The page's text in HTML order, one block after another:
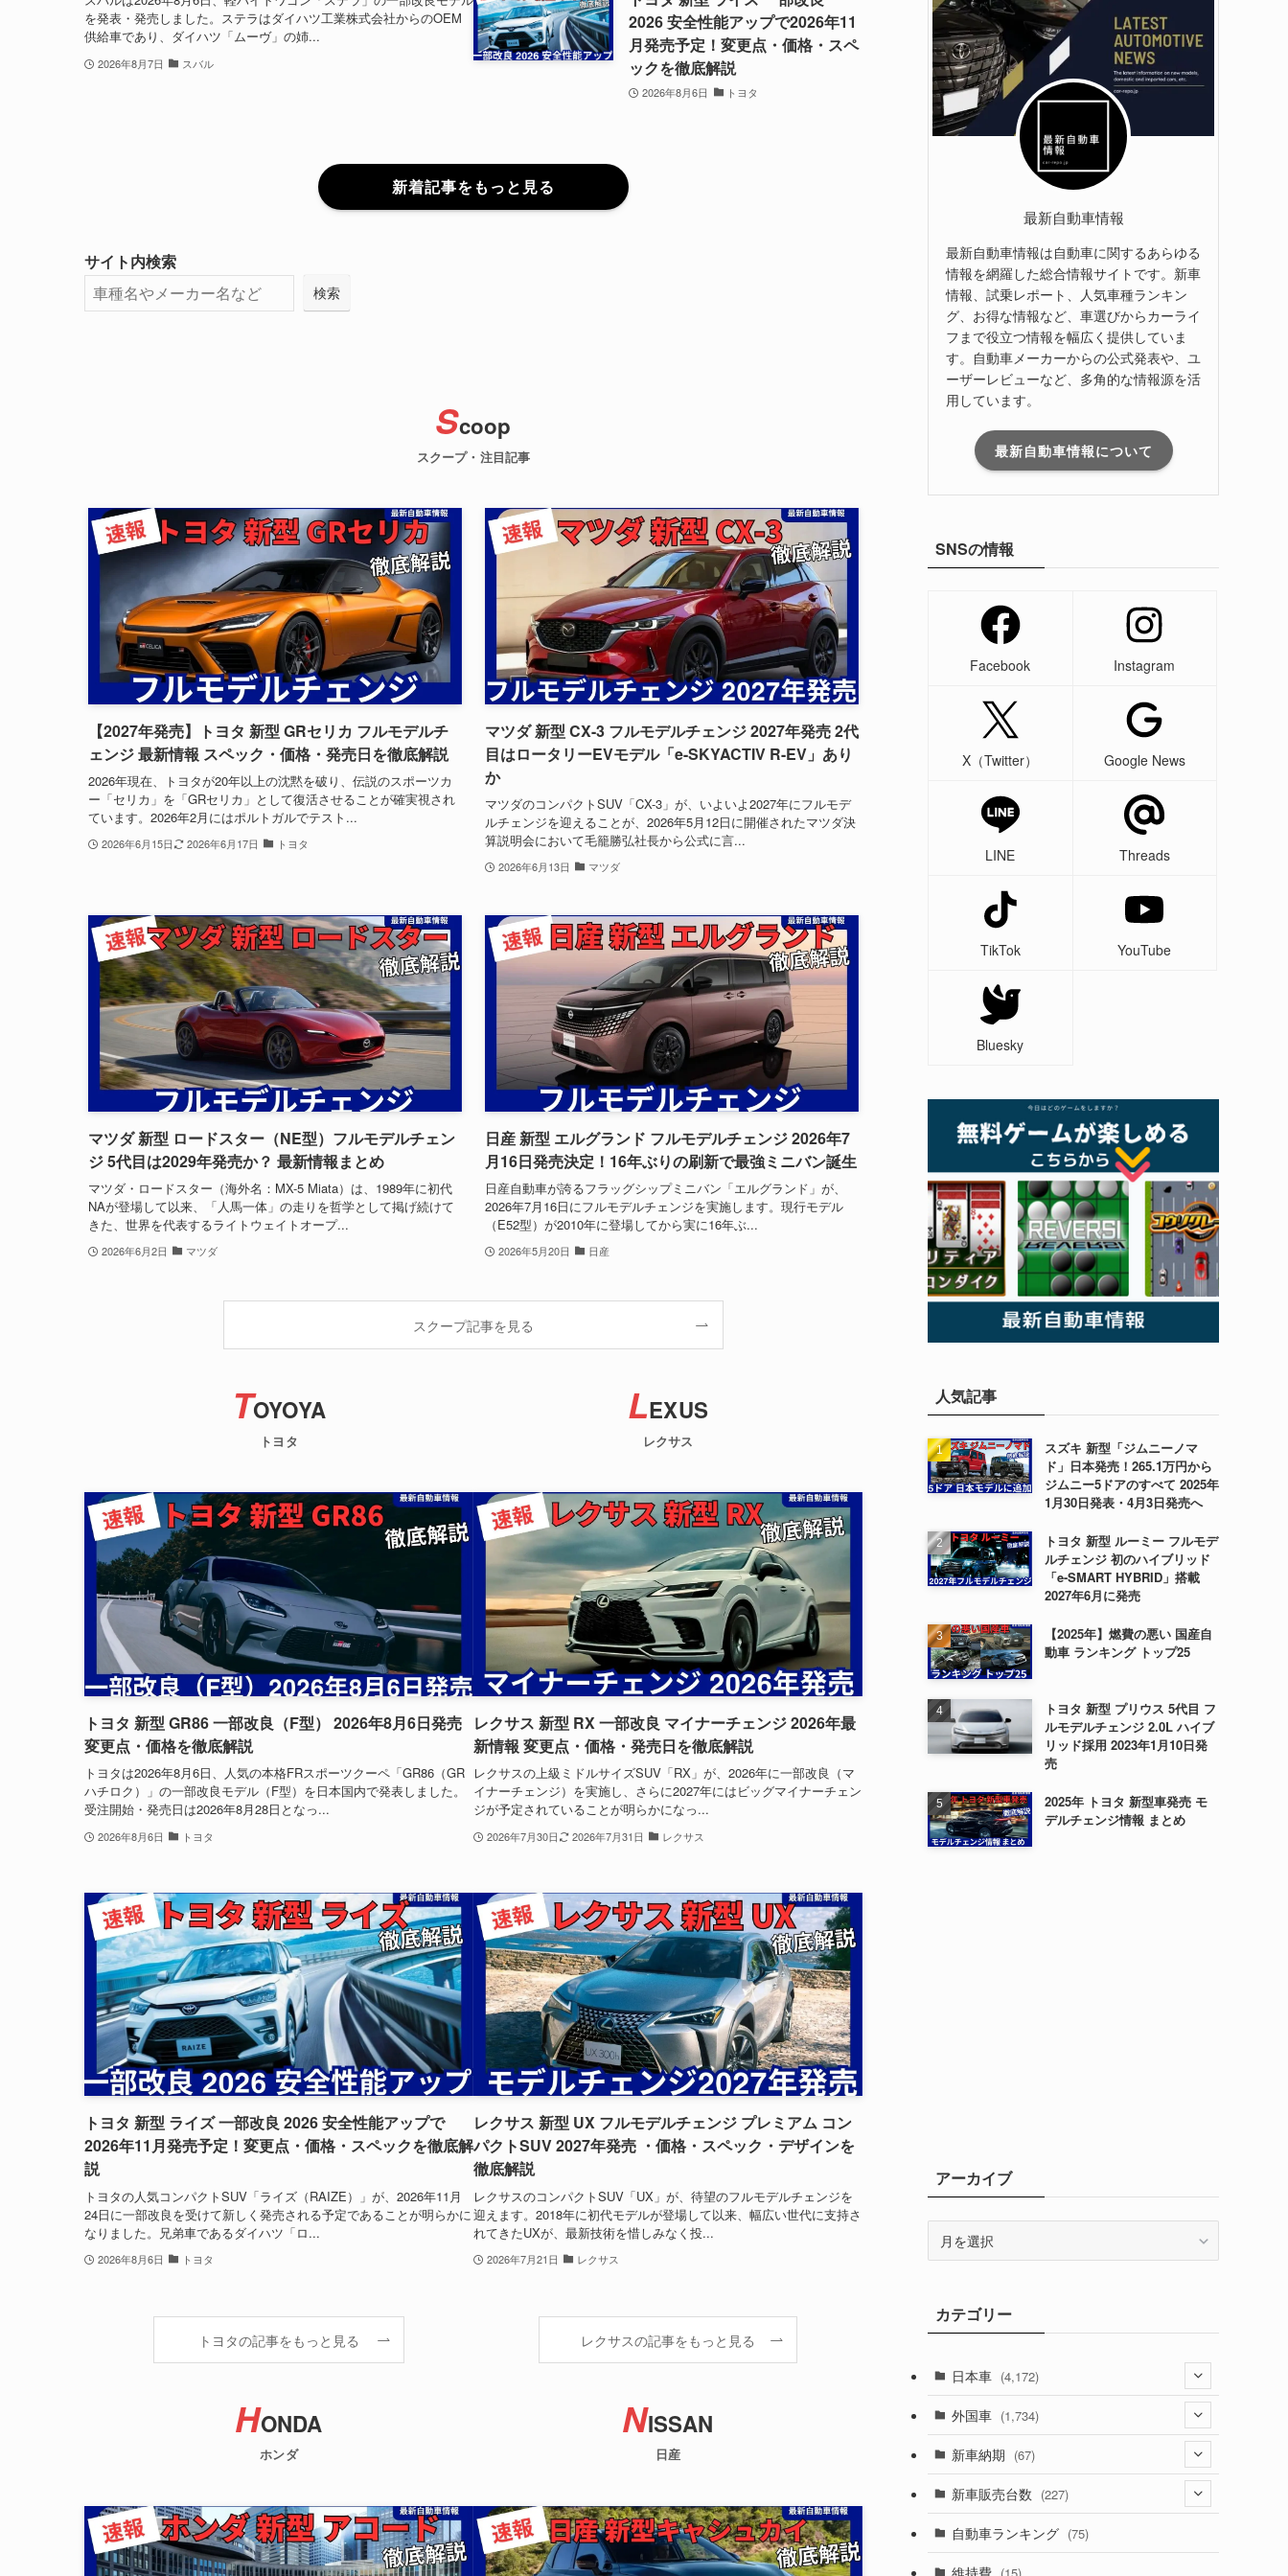
を発表・発売しました。ステラはダイハツ工業株式会社からのOEM
供給車であり、ダイハツ「ムーヴ」の姉...
2026年8月7日 スバル
2026 安全性能アップで2026年11
月発売予定！変更点・価格・スペ
ックを徹底解説
2026年8月6日 トヨタ
新着記事をもっと見る
サイト内検索
検索
Scoop
スクープ・注目記事
【2027年発売】トヨタ 新型 GRセリカ フルモデルチ
ェンジ 最新情報 スペック・価格・発売日を徹底解説
2026年現在、トヨタが20年以上の沈黙を破り、伝説のスポーツカ
ー「セリカ」を「GRセリカ」として復活させることが確実視され
ています。2026年2月にはポルトガルでテスト...
2026年6月15日 2026年6月17日 トヨタ
マツダ 新型 CX-3 フルモデルチェンジ 2027年発売 2代
目はロータリーEVモデル「e-SKYACTIV R-EV」あり
か
マツダのコンパクトSUV「CX-3」が、いよいよ2027年にフルモデ
ルチェンジを迎えることが、2026年5月12日に開催されたマツダ決
算説明会において毛籠勝弘社長から公式に言...
2026年6月13日 マツダ
マツダ 新型 ロードスター（NE型）フルモデルチェン
ジ 5代目は2029年発売か？ 最新情報まとめ
マツダ・ロードスター（海外名：MX-5 Miata）は、1989年に初代
NAが登場して以来、「人馬一体」の走りを哲学として掲げ続けて
きた、世界を代表するライトウェイトオープ...
2026年6月2日 マツダ
日産 新型 エルグランド フルモデルチェンジ 2026年7
月16日発売決定！16年ぶりの刷新で最強ミニバン誕生
日産自動車が誇るフラッグシップミニバン「エルグランド」が、
2026年7月16日にフルモデルチェンジを実施します。現行モデル
（E52型）が2010年に登場してから実に16年ぶ...
2026年5月20日 日産
スクープ記事を見る
TOYOYA
トヨタ
トヨタ 新型 GR86 一部改良（F型） 2026年8月6日発売
変更点・価格を徹底解説
トヨタは2026年8月6日、人気の本格FRスポーツクーペ「GR86（GR
ハチロク）」の一部改良モデル（F型）を日本国内で発表しました。
受注開始・発売日は2026年8月28日となっ...
2026年8月6日 トヨタ
トヨタ 新型 ライズ 一部改良 2026 安全性能アップで
2026年11月発売予定！変更点・価格・スペックを徹底解
説
トヨタの人気コンパクトSUV「ライズ（RAIZE）」が、2026年11月
24日に一部改良を受けて新しく発売される予定であることが明らかに
なりました。兄弟車であるダイハツ「ロ...
2026年8月6日 トヨタ
トヨタの記事をもっと見る
LEXUS
レクサス
レクサス 新型 RX 一部改良 マイナーチェンジ 2026年最
新情報 変更点・価格・発売日を徹底解説
レクサスの上級ミドルサイズSUV「RX」が、2026年に一部改良（マ
イナーチェンジ）を実施し、さらに2027年にはビッグマイナーチェン
ジが予定されていることが明らかになっ...
2026年7月30日 2026年7月31日 レクサス
レクサス 新型 UX フルモデルチェンジ プレミアム コン
パクトSUV 2027年発売 ・価格・スペック・デザインを
徹底解説
レクサスのコンパクトSUV「UX」が、待望のフルモデルチェンジを
迎えます。2018年に初代モデルが登場して以来、幅広い世代に支持さ
れてきたUXが、最新技術を惜しみなく投...
2026年7月21日 レクサス
レクサスの記事をもっと見る
HONDA
ホンダ
NISSAN
日産
最新自動車情報
最新自動車情報は自動車に関するあらゆる
情報を網羅した総合情報サイトです。新車
情報、試乗レポート、人気車種ランキン
グ、お得な情報など、車選びからカーライ
フまで役立つ情報を幅広く提供していま
す。自動車メーカーからの公式発表や、ユ
ーザーレビューなど、多角的な情報源を活
用しています。
最新自動車情報について
SNSの情報
Facebook Instagram
X（Twitter） Google News
LINE Threads
TikTok YouTube
Bluesky
人気記事
スズキ 新型「ジムニーノマ
ド」日本発売！265.1万円から
ジムニー5ドアのすべて 2025年
1月30日発表・4月3日発売へ
トヨタ 新型 ルーミー フルモデ
ルチェンジ 初のハイブリッド
「e-SMART HYBRID」搭載
2027年6月に発売
【2025年】燃費の悪い 国産自
動車 ランキング トップ25
トヨタ 新型 プリウス 5代目 フ
ルモデルチェンジ 2.0L ハイブ
リッド採用 2023年1月10日発
売
2025年 トヨタ 新型車発売 モ
デルチェンジ情報 まとめ
アーカイブ
ブカテゴリー
日本車 (4,172)
(1,321)
(329)
(525)
(357)
外国車 (1,734)
(188)
(242)
新車納期 (67)
(28)
(8)
新車販売台数 (227)
(21)
自動車ランキング (75)
維持費